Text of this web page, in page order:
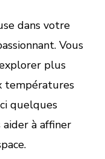
dans votre
Vous
plus
températures
quelques
à affiner